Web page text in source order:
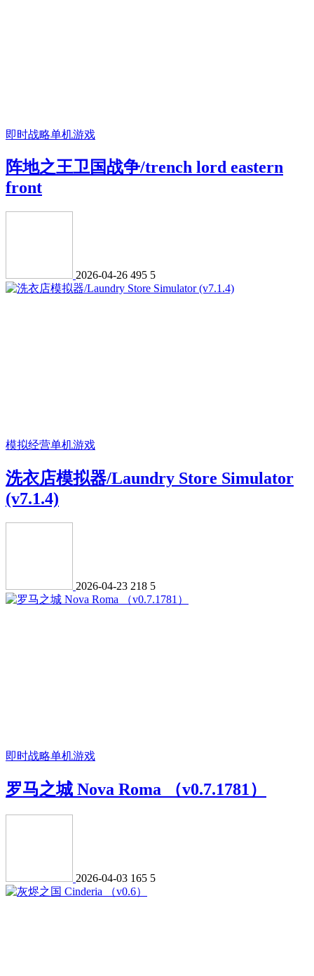
即时战略单机游戏
阵地之王卫国战争/trench lord eastern
front
2026-04-26 495 5
模拟经营单机游戏
洗衣店模拟器/Laundry Store Simulator
(v7.1.4)
2026-04-23 218 5
即时战略单机游戏
罗马之城 Nova Roma （v0.7.1781）
2026-04-03 165 5